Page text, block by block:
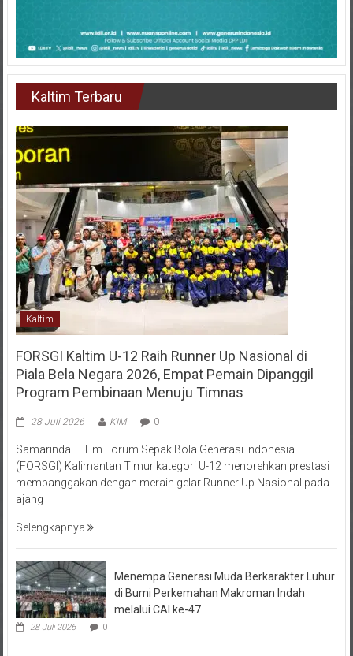
Kaltim Terbaru
Kaltim
FORSGI Kaltim U-12 Raih Runner Up Nasional di
Piala Bela Negara 2026, Empat Pemain Dipanggil
Program Pembinaan Menuju Timnas
28 Juli 2026 KIM 0
Samarinda – Tim Forum Sepak Bola Generasi Indonesia
(FORSGI) Kalimantan Timur kategori U-12 menorehkan prestasi
membanggakan dengan meraih gelar Runner Up Nasional pada
ajang
Selengkapnya
Menempa Generasi Muda Berkarakter Luhur
di Bumi Perkemahan Makroman Indah
melalui CAI ke-47
28 Juli 2026 0